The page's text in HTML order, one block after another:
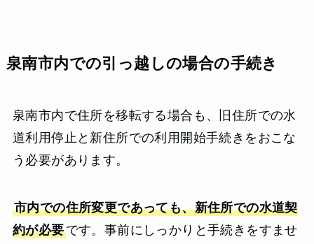
泉南市内での引っ越しの場合の手続き
泉南市内で住所を移転する場合も、旧住所での水
道利用停止と新住所での利用開始手続きをおこな
う必要があります。
市内での住所変更であっても、新住所での水道契
約が必要です。事前にしっかりと手続きをすませ